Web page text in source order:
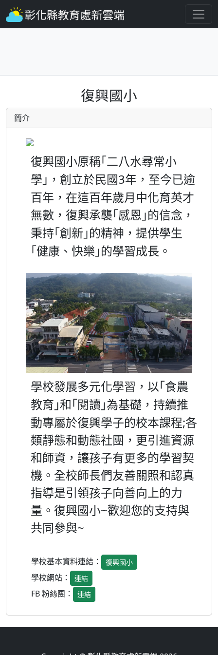
復興國小
簡介
復興國小原稱｢ 二八水尋常小
學 ｣ ，創立於民國3年，至今已逾
百年，在這百年歲月中化育英才
無數，復興承襲｢ 感恩 ｣的信念，
秉持｢ 創新 ｣的精神，提供學生
｢ 健康、快樂 ｣的學習成長。
學校發展多元化學習，以｢ 食農
教育 ｣和｢ 閱讀 ｣為基礎，持續推
動專屬於復興學子的校本課程;各
類靜態和動態社團，更引進資源
和師資，讓孩子有更多的學習契
機。全校師長們友善關照和認真
指導是引領孩子向善向上的力
量。復興國小~歡迎您的支持與
共同參與~
學校基本資料連結： 復興國小
學校網站： 連結
FB 粉絲團： 連結